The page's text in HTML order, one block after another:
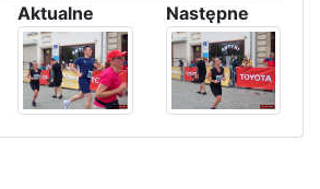
Aktualne Następne